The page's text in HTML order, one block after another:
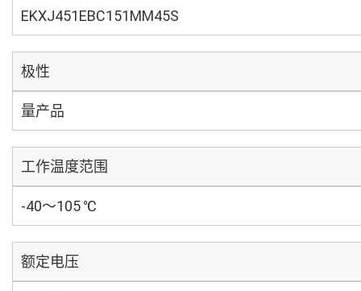
EKXJ451EBC151MM45S
极性
量产品
工作温度范围
-40～105 ℃
额定电压